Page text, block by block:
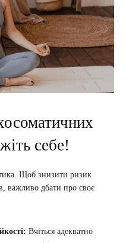
себе!
Щоб знизити ризик
важливо дбати про своє
Вчіться адекватно